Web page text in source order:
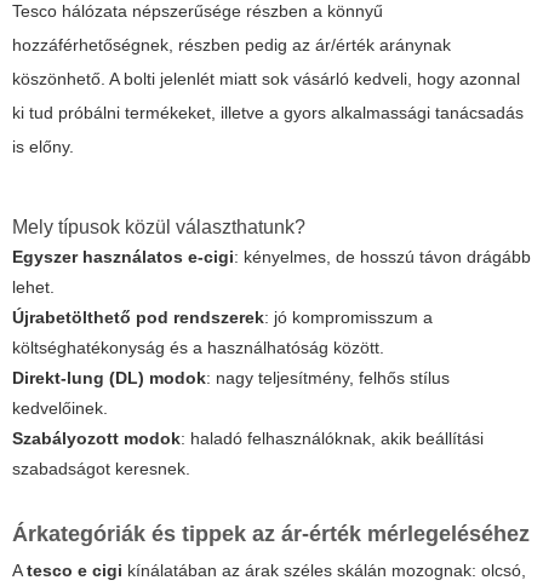
Tesco hálózata népszerűsége részben a könnyű
hozzáférhetőségnek, részben pedig az ár/érték aránynak
köszönhető. A bolti jelenlét miatt sok vásárló kedveli, hogy azonnal
ki tud próbálni termékeket, illetve a gyors alkalmassági tanácsadás
is előny.
Mely típusok közül választhatunk?
Egyszer használatos e-cigi: kényelmes, de hosszú távon drágább
lehet.
Újrabetölthető pod rendszerek: jó kompromisszum a
költséghatékonyság és a használhatóság között.
Direkt-lung (DL) modok: nagy teljesítmény, felhős stílus
kedvelőinek.
Szabályozott modok: haladó felhasználóknak, akik beállítási
szabadságot keresnek.
Árkategóriák és tippek az ár-érték mérlegeléséhez
Atesco e cigi kínálatában az árak széles skálán mozognak: olcsó,